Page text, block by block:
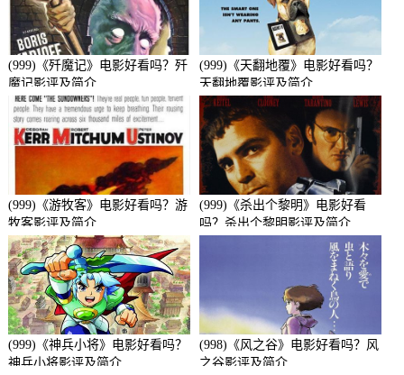
(999)《歼魔记》电影好看吗？歼
魔记影评及简介
(999)《天翻地覆》电影好看吗？
天翻地覆影评及简介
(999)《游牧客》电影好看吗？游
牧客影评及简介
(999)《杀出个黎明》电影好看
吗？杀出个黎明影评及简介
(999)《神兵小将》电影好看吗？
神兵小将影评及简介
(998)《风之谷》电影好看吗？风
之谷影评及简介